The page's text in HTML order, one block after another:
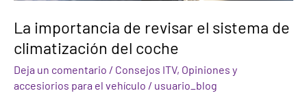
La importancia de revisar el sistema de
climatización del coche
Deja un comentario / Consejos ITV, Opiniones y
accesiorios para el vehículo / usuario_blog